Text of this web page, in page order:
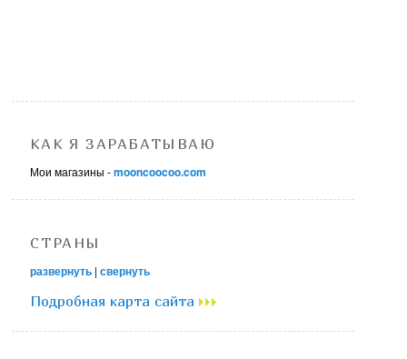
КАК Я ЗАРАБАТЫВАЮ
Мои магазины -mooncoocoo.com
СТРАНЫ
развернуть |свернуть
Подробная карта сайта